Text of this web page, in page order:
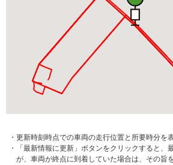
・更新時刻時点での車両の走行位置と所要時分を
・「最新情報に更新」ボタンをクリックすると、
が、車両が終点に到着していた場合は、その旨